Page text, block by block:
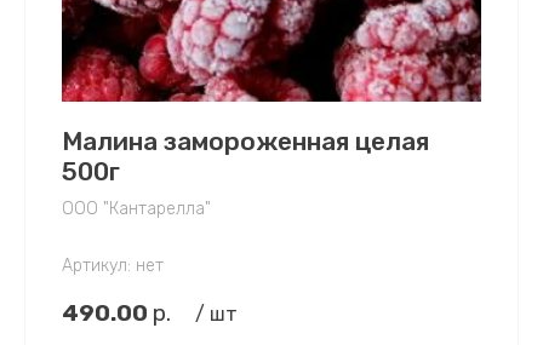
Малина замороженная целая
500г
ООО "Кантарелла"
Артикул: нет
490.00 р. / шт